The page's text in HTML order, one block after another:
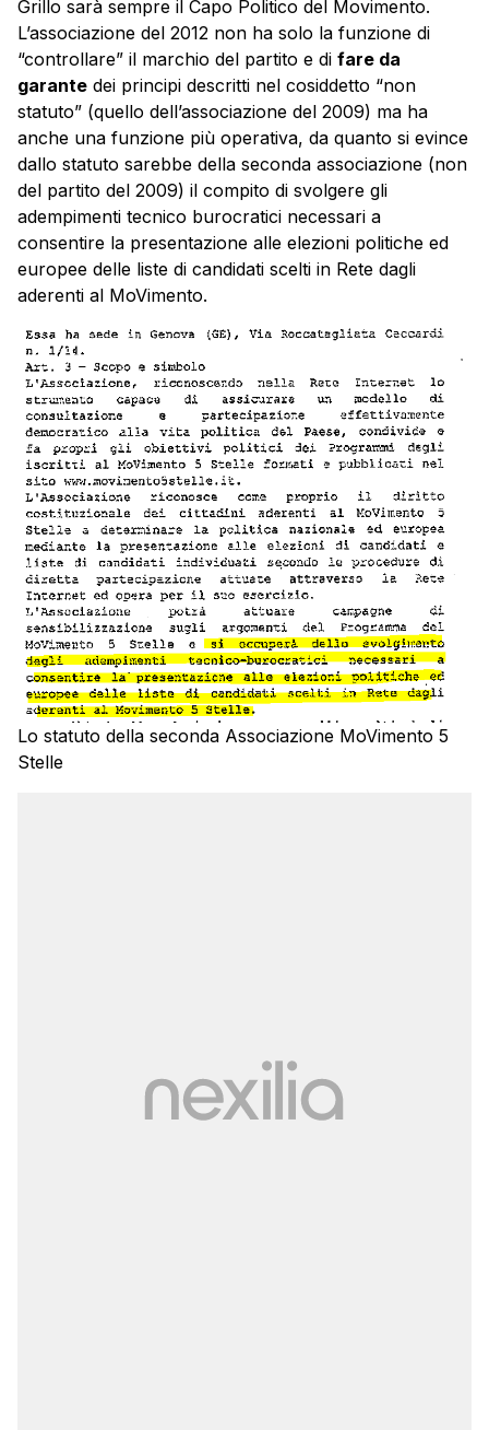
Grillo sarà sempre il Capo Politico del Movimento.
L’associazione del 2012 non ha solo la funzione di
“controllare” il marchio del partito e di fare da
garante dei principi descritti nel cosiddetto “non
statuto” (quello dell’associazione del 2009) ma ha
anche una funzione più operativa, da quanto si evince
dallo statuto sarebbe della seconda associazione (non
del partito del 2009) il compito di svolgere gli
adempimenti tecnico burocratici necessari a
consentire la presentazione alle elezioni politiche ed
europee delle liste di candidati scelti in Rete dagli
aderenti al MoVimento.
Lo statuto della seconda Associazione MoVimento 5
Stelle